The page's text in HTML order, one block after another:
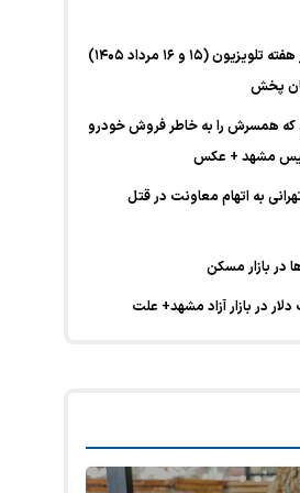
فیلم‌های سینمایی آخر هفته تلویزیون (۱۵ و ۱۶ مرداد ۱۴۰۵)
پخش
که همسرش را به خاطر فروش خودرو
مشهد + عکس
به اتهام معاونت در قتل
در بازار مسکن